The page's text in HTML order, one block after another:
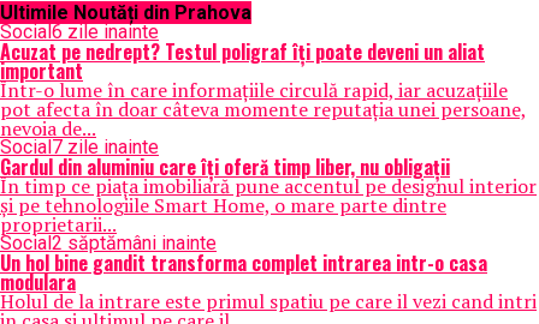
Ultimile Noutăți din Prahova
Social6 zile inainte
Acuzat pe nedrept? Testul poligraf îţi poate deveni un aliat
important
Într-o lume în care informațiile circulă rapid, iar acuzațiile
pot afecta în doar câteva momente reputația unei persoane,
nevoia de...
Social7 zile inainte
Gardul din aluminiu care îți oferă timp liber, nu obligații
În timp ce piața imobiliară pune accentul pe designul interior
și pe tehnologiile Smart Home, o mare parte dintre
proprietarii...
Social2 săptămâni inainte
Un hol bine gandit transforma complet intrarea intr-o casa
modulara
Holul de la intrare este primul spatiu pe care il vezi cand intri